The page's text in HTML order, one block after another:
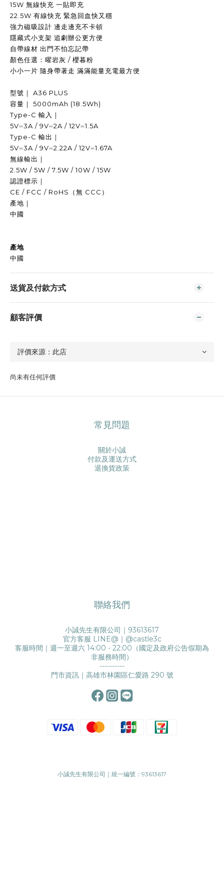
15W 無線快充 一貼即充
22.5W 有線快充 緊急回血快又穩
強力磁吸設計 邊走邊充不卡頓
隱藏式小支架 追劇辦公更方便
自帶線材 出門不怕忘記帶
顏色任選：曜岩灰 / 櫻暮粉
小小一片 隨身帶著走 滿滿能量充電最方便
型號｜ A36 PLUS
容量｜ 5000mAh (18.5Wh)
Type-C 輸入｜
5V⎓3A / 9V⎓2A / 12V⎓1.5A
Type-C 輸出｜
5V⎓3A / 9V⎓2.22A / 12V⎓1.67A
無線輸出｜
2.5W / 5W / 7.5W / 10W / 15W
認證標示｜
CE / FCC / RoHS（無 CCC）
產地｜
中國
產地
中國
送貨及付款方式
顧客評價
尚未有任何評價
常見問題
關於小誠
付款及運送方式
退換貨政策
聯絡我們
小誠先生有限公司｜93613617
官方客服 LINE@｜ @castle3c
客服時間｜週一至週六 14:00 - 22:00（國定及政府公告假期為
非服務時間）
----------
門市資訊｜高雄市林園區仁愛路 290 號
小誠先生有限公司｜統一編號：93613617